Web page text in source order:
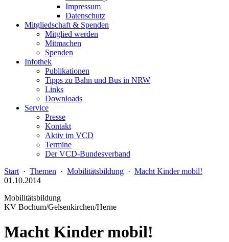
Impressum
Datenschutz
Mitgliedschaft & Spenden
Mitglied werden
Mitmachen
Spenden
Infothek
Publikationen
Tipps zu Bahn und Bus in NRW
Links
Downloads
Service
Presse
Kontakt
Aktiv im VCD
Termine
Der VCD-Bundesverband
Start · Themen · Mobilitätsbildung · Macht Kinder mobil!
01.10.2014
Mobilitätsbildung
KV Bochum/Gelsenkirchen/Herne
Macht Kinder mobil!